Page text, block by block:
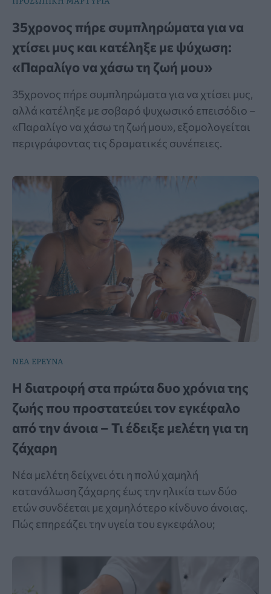
35χρονος πήρε συμπληρώματα για να
χτίσει μυς και κατέληξε με ψύχωση:
«Παραλίγο να χάσω τη ζωή μου»
35χρονος πήρε συμπληρώματα για να χτίσει μυς,
αλλά κατέληξε με σοβαρό ψυχωσικό επεισόδιο –
«Παραλίγο να χάσω τη ζωή μου», εξομολογείται
περιγράφοντας τις δραματικές συνέπειες.
ΝΕΑ ΕΡΕΥΝΑ
Η διατροφή στα πρώτα δυο χρόνια της
ζωής που προστατεύει τον εγκέφαλο
από την άνοια – Τι έδειξε μελέτη για τη
ζάχαρη
Νέα μελέτη δείχνει ότι η πολύ χαμηλή
κατανάλωση ζάχαρης έως την ηλικία των δύο
ετών συνδέεται με χαμηλότερο κίνδυνο άνοιας.
Πώς επηρεάζει την υγεία του εγκεφάλου;